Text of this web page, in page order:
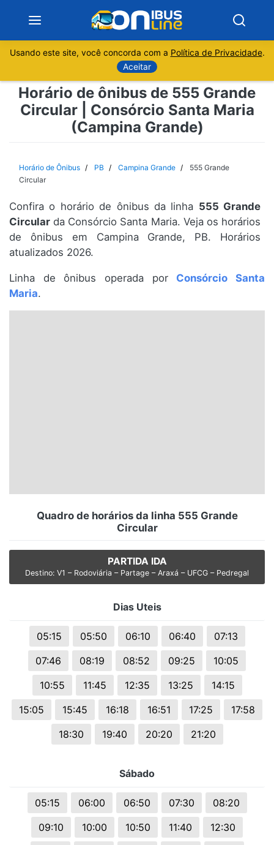
Sobre
Minas Gerais
Espírito Santo
Paraná
Usando este site, você concorda com a Política de Privacidade.
Aceitar
Horário de ônibus de 555 Grande
Circular | Consórcio Santa Maria
(Campina Grande)
Horário de Ônibus PB Campina Grande
555 Grande
Circular
Confira o horário de ônibus da linha 555 Grande
Circular da Consórcio Santa Maria. Veja os horários
de ônibus em Campina Grande, PB. Horários
atualizados 2026.
Linha de ônibus operada por Consórcio Santa
Maria.
Quadro de horários da linha 555 Grande
Circular
PARTIDA IDA
Destino: V1 – Rodoviária – Partage – Araxá – UFCG – Pedregal
Dias Uteis
05:15 05:50 06:10 06:40
07:13
07:46
08:19 08:52 09:25
10:05
10:55
11:45 12:35 13:25
14:15
15:05
15:45 16:18 16:51 17:25
17:58
18:30
19:40 20:20 21:20
Sábado
05:15 06:00 06:50 07:30
08:20
09:10
10:00 10:50 11:40
12:30